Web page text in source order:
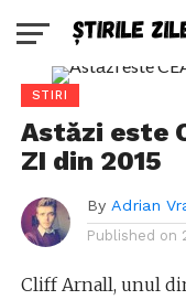
STIRI
Astăzi este
ZI din 2015
By Adrian
Published on
Cliff Arnall, unul